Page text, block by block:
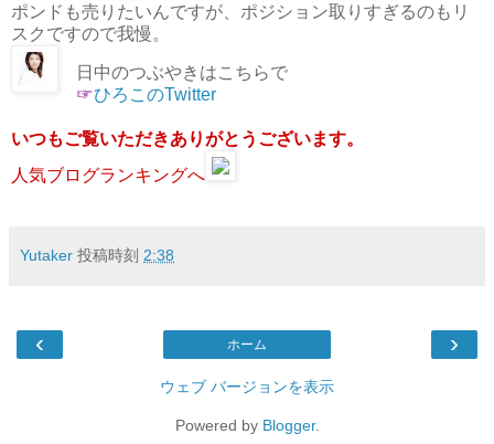
ポンドも売りたいんですが、ポジション取りすぎるのもリ
スクですので我慢。
日中のつぶやきはこちらで
☞ひろこのTwitter
いつもご覧いただきありがとうございます。
人気ブログランキングへ
Yutaker 投稿時刻 2:38
‹ ›
ホーム
ウェブ バージョンを表示
Powered by Blogger.